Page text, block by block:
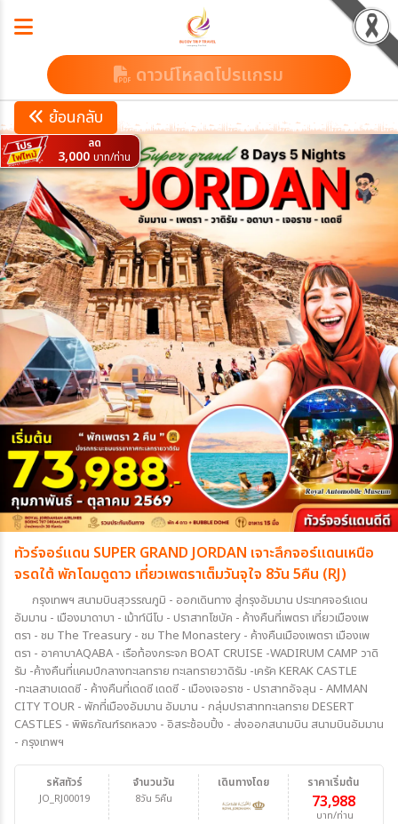
ดาวน์โหลดโปรแกรม
ย้อนกลับ
ลด
3,000 บาท/ท่าน
ทัวร์จอร์แดน SUPER GRAND JORDAN เจาะลึกจอร์แดนเหนือ
จรดใต้ พักโดมดูดาว เที่ยวเพตราเต็มวันจุใจ 8วัน 5คืน (RJ)
กรุงเทพฯ สนามบินสุวรรณภูมิ - ออกเดินทาง สู่กรุงอัมมาน ประเทศจอร์แดน
อัมมาน - เมืองมาดาบา - เม้าท์นีโบ - ปราสาทโชบัค - ค้างคืนที่เพตรา เที่ยวเมืองเพ
ตรา - ชม The Treasury - ชม The Monastery - ค้างคืนเมืองเพตรา เมืองเพ
ตรา - อาคาบาAQABA - เรือท้องกระจก BOAT CRUISE -WADIRUM CAMP วาดิ
รัม -ค้างคืนที่แคมป์กลางทะเลทราย ทะเลทรายวาดิรัม -เครัค KERAK CASTLE
-ทะเลสาบเดดซี - ค้างคืนที่เดดซี เดดซี - เมืองเจอราช - ปราสาทอัจลุน - AMMAN
CITY TOUR - พักที่เมืองอัมมาน อัมมาน - กลุ่มปราสาททะเลทราย DESERT
CASTLES - พิพิธภัณฑ์รถหลวง - อิสระช้อบปิ้ง - ส่งออกสนามบิน สนามบินอัมมาน
- กรุงเทพฯ
รหัสทัวร์
JO_RJ00019
จำนวนวัน
8วัน 5คืน
ราคาเริ่มต้น
73,988
บาท/ท่าน
เดินทางโดย